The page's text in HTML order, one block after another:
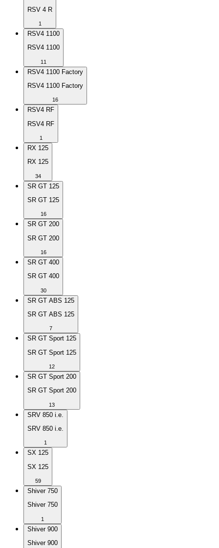
RSV 4 R
1
RSV4 1100
RSV4 1100
11
RSV4 1100 Factory
RSV4 1100 Factory
16
RSV4 RF
RSV4 RF
1
RX 125
RX 125
34
SR GT 125
SR GT 125
16
SR GT 200
SR GT 200
16
SR GT 400
SR GT 400
30
SR GT ABS 125
SR GT ABS 125
7
SR GT Sport 125
SR GT Sport 125
12
SR GT Sport 200
SR GT Sport 200
13
SRV 850 i.e.
SRV 850 i.e.
1
SX 125
SX 125
59
Shiver 750
Shiver 750
1
Shiver 900
Shiver 900